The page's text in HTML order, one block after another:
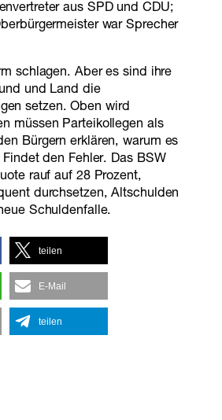
aus SPD und CDU;
war Sprecher
schlagen. Aber es sind ihre
und Land die
setzen. Oben wird
müssen Parteikollegen als
Bürgern erklären, warum es
den Fehler. Das BSW
rauf auf 28 Prozent,
durchsetzen, Altschulden
Schuldenfalle.
teilen
E-Mail
teilen